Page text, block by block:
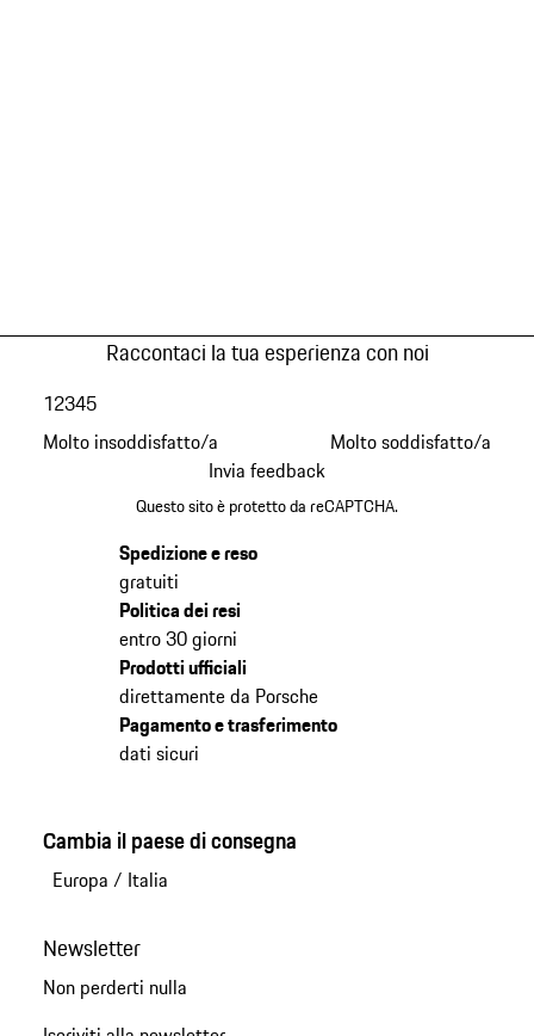
Raccontaci la tua esperienza con noi
Molto insoddisfatto/a
12345
Molto soddisfatto/a
Invia feedback
Questo sito è protetto da reCAPTCHA.
Spedizione e reso
gratuiti
Politica dei resi
entro 30 giorni
Prodotti ufficiali
direttamente da Porsche
Pagamento e trasferimento
dati sicuri
Cambia il paese di consegna
Europa / Italia
Newsletter
Non perderti nulla